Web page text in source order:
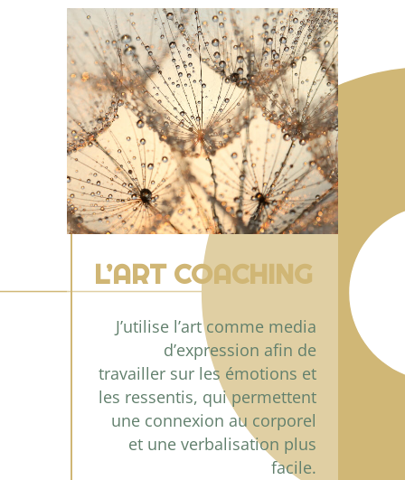
L’ART COACHING
J’utilise l’art comme media
d’expression afin de
travailler sur les émotions et
les ressentis, qui permettent
une connexion au corporel
et une verbalisation plus
facile.